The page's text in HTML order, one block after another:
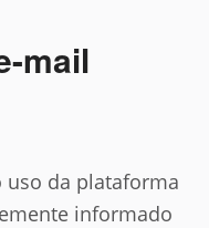
mail
da plataforma
informado